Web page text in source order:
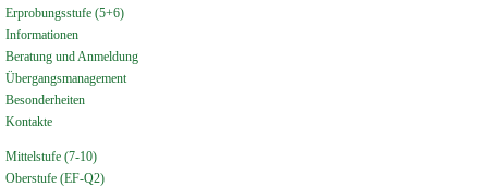
Erprobungsstufe (5+6)
Informationen
Beratung und Anmeldung
Übergangsmanagement
Besonderheiten
Kontakte
Mittelstufe (7-10)
Oberstufe (EF-Q2)